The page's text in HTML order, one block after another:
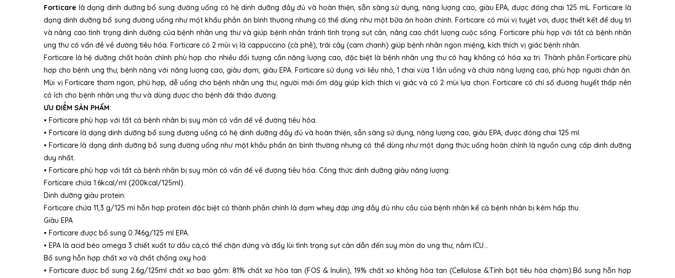
Forticare là dạng dinh dưỡng bổ sung đường uống có hệ dinh dưỡng đầy đủ và hoàn thiện, sẵn sàng sử dụng, năng lượng cao, giàu EPA, được đóng chai 125 mL. Forticare là
dạng dinh dưỡng bổ sung đường uống như một khẩu phần ăn bình thường nhưng có thể dùng như một bữa ăn hoàn chỉnh. Forticare có mùi vị tuyệt vời, được thiết kết để duy trì
và nâng cao tình trạng dinh dưỡng của bệnh nhân ung thư và giúp bệnh nhân tránh tình trạng sụt cân, nâng cao chất lượng cuộc sống. Forticare phù hợp với tất cả bệnh nhân
ung thư có vấn đề về đường tiêu hóa. Forticare có 2 mùi vị là cappuccino (cà phê), trái cây (cam chanh) giúp bệnh nhân ngon miệng, kích thích vị giác bệnh nhân.
Forticare là hệ dưỡng chất hoàn chỉnh phù hợp cho nhiều đối tượng cần năng lượng cao, đặc biệt là bệnh nhân ung thư có hay không có hóa xạ trị. Thành phần Forticare phù
hợp cho bệnh ung thư, bệnh năng với năng lượng cao, giàu đạm, giàu EPA. Forticare sử dụng với liều nhỏ, 1 chai vừa 1 lần uống và chứa năng lượng cao, phù hợp người chán ăn.
Mùi vị Forticare thơm ngon, phù hợp, dễ uống cho bệnh nhân ung thư, người mới ốm dậy giúp kích thích vị giác và có 2 mùi lựa chọn. Forticare có chỉ số đường huyết thấp nên
có ích cho bệnh nhân ung thư và dùng được cho bệnh đái tháo đường.
ƯU ĐIỂM SẢN PHẨM:
• Forticare phù hợp với tất cả bệnh nhân bị suy mòn có vấn để về đường tiêu hóa.
• Forticare là dạng dinh dưỡng bổ sung đường uống có hệ dinh dưỡng đầy đủ và hoàn thiện, sẵn sàng sử dụng, năng lượng cao, giàu EPA, được đóng chai 125 ml.
• Forticare là dạng dinh dưỡng bổ sung đường uống như một khẩu phẩn ăn bình thường nhưng có thể dùng như một dạng thức uống hoàn chỉnh là nguồn cung cấp dinh dưỡng
duy nhất.
• Forticare phù hợp với tất cả bệnh nhân bị suy mòn có vấn để về đường tiêu hóa. Công thức dinh dưỡng giàu năng lượng:
Forticare chứa 1.6kcal/ml (200kcal/125ml).
Dinh dưỡng giàu protein:
Forticare chứa 11,3 g/125 mỉ hỗn hợp protein đặc biệt có thành phần chính là đạm whey đáp ứng đầy đủ nhu cầu của bệnh nhân kể cả bệnh nhân bị kém hấp thu.
Giàu EPA
• Forticare được bổ sung 0.746g/125 ml EPA.
• EPA là acid béo omega 3 chiết xuất từ dầu cá,có thể chặn đứng và đẩy lùi tình trạng sụt cân dẫn đến suy mòn do ung thư, nằm ICU...
Bổ sung hỗn hợp chất xơ và chất chống oxy hoá:
• Forticare được bổ sung 2.6g/125ml chất xơ bao gồm: 81% chất xơ hòa tan (FOS & Inulin), 19% chất xơ không hòa tan (Cellulose &Tỉnh bột tiêu hóa chậm).Bổ sung hỗn hợp